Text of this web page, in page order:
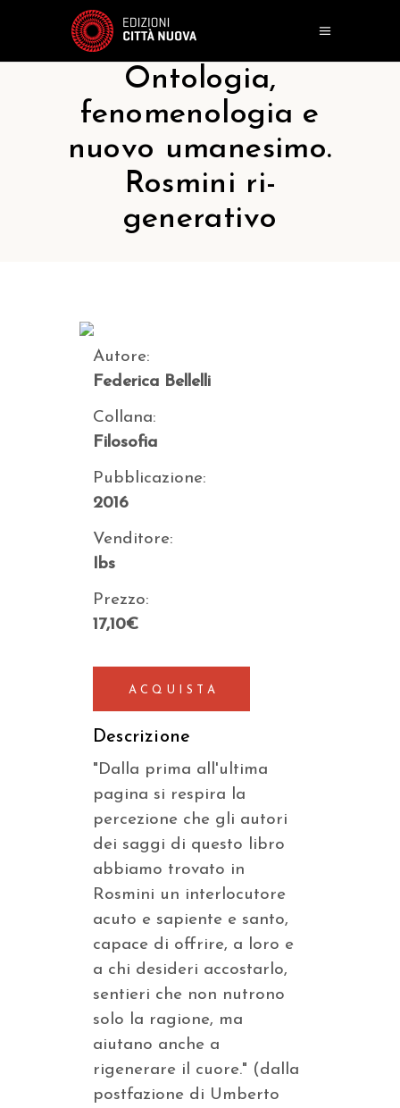
Ontologia,
fenomenologia e
nuovo umanesimo.
Rosmini ri-
generativo
Autore:
Federica Bellelli
Collana:
Filosofia
Pubblicazione:
2016
Venditore:
Ibs
Prezzo:
17,10€
ACQUISTA
Descrizione
"Dalla prima all'ultima
pagina si respira la
percezione che gli autori
dei saggi di questo libro
abbiamo trovato in
Rosmini un interlocutore
acuto e sapiente e santo,
capace di offrire, a loro e
a chi desideri accostarlo,
sentieri che non nutrono
solo la ragione, ma
aiutano anche a
rigenerare il cuore." (dalla
postfazione di Umberto